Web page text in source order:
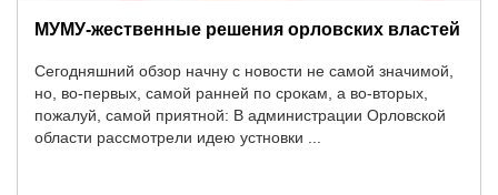
МУМУ-жественные решения орловских властей
Сегодняшний обзор начну с новости не самой значимой,
но, во-первых, самой ранней по срокам, а во-вторых,
пожалуй, самой приятной: В администрации Орловской
области рассмотрели идею устновки ...